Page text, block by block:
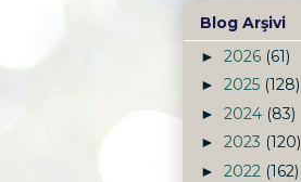
Blog Arşivi
► 2026 (61)
► 2025 (128)
► 2024 (83)
► 2023 (120)
► 2022 (162)